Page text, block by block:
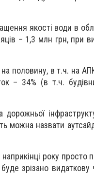
якості води в
– 1,3 млн грн, при
на половину, в т.ч. на
– 34% (в т.ч.
можна назвати
року просто
зрізано видаткову